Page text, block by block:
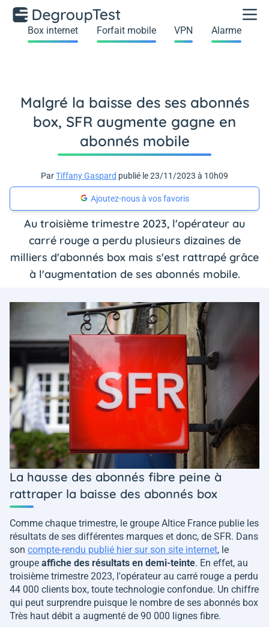
Box internet Forfait mobile VPN Alarme
Malgré la baisse des ses abonnés
box, SFR augmente gagne en
abonnés mobile
ParTiffany Gaspard publié le 23/11/2023 à 10h09
Ajoutez-nous à vos favoris
Au troisième trimestre 2023, l'opérateur au
carré rouge a perdu plusieurs dizaines de
milliers d'abonnés box mais s'est rattrapé grâce
à l'augmentation de ses abonnés mobile.
La hausse des abonnés fibre peine à
rattraper la baisse des abonnés box
Comme chaque trimestre, le groupe Altice France publie les
résultats de ses différentes marques et donc, de SFR. Dans
son compte-rendu publié hier sur son site internet, le
groupe affiche des résultats en demi-teinte. En effet, au
troisième trimestre 2023, l'opérateur au carré rouge a perdu
44 000 clients box, toute technologie confondue. Un chiffre
qui peut surprendre puisque le nombre de ses abonnés box
Très haut débit a augmenté de 90 000 lignes fibre.